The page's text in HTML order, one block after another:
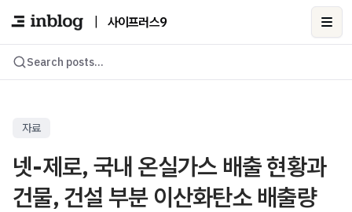
사이프러스9
Search posts...
자료
넷-제로, 국내 온실가스 배출 현황과
건물, 건설 부분 이산화탄소 배출량